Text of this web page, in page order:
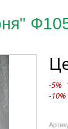
-5%
-10%